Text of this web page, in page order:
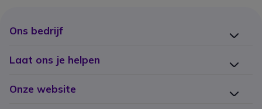
Ons bedrijf
Laat ons je helpen
Onze website